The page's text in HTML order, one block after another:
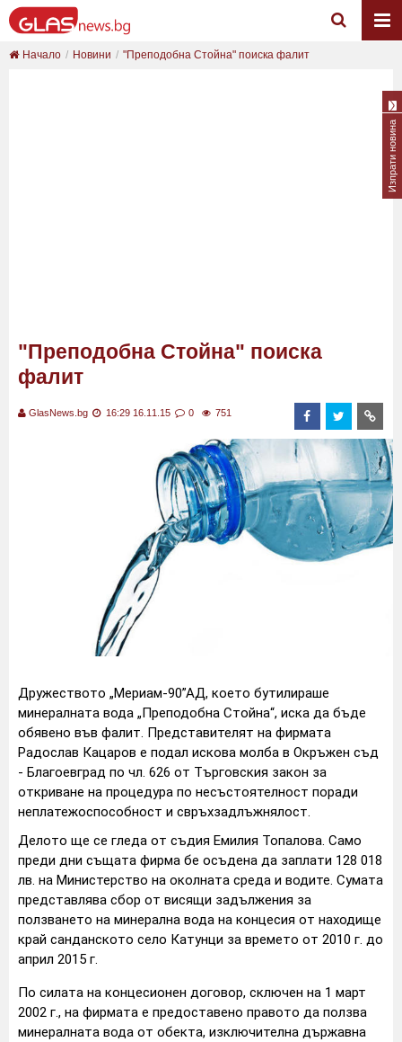
Начало Новини "Преподобна Стойна" поиска фалит
"Преподобна Стойна" поиска
фалит
GlasNews.bg 16:29 16.11.15 0 751
Дружеството „Мериам-90”АД, което бутилираше
минералната вода „Преподобна Стойна“, иска да бъде
обявенo във фалит. Представителят на фирмата
Радослав Кацаров е подал искова молба в Окръжен съд
- Благоевград по чл. 626 от Търговския закон за
откриване на процедура по несъстоятелност поради
неплатежоспособност и свръхзадлъжнялост.
Делото ще се гледа от съдия Емилия Топалова. Само
преди дни същата фирма бе осъдена да заплати 128 018
лв. на Министерство на околната среда и водите. Сумата
представлява сбор от висящи задължения за
ползването на минерална вода на концесия от находище
край санданското село Катунци за времето от 2010 г. до
април 2015 г.
По силата на концесионен договор, сключен на 1 март
2002 г., на фирмата е предоставено правото да ползва
минералната вода от обекта, изключителна държавна
Изпрати новина